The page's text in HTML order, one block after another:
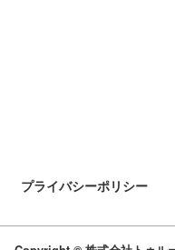
プライバシーポリシー